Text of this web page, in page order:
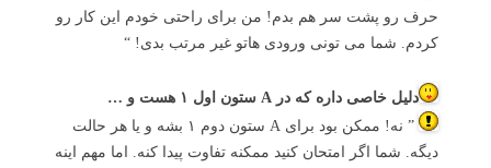
حرف رو پشت سر هم بدم! من برای راحتی خودم این کار رو
کردم. شما می تونی ورودی هاتو غیر مرتب بدی! “
دلیل خاصی داره که در A ستون اول ۱ هست و …
” نه! ممکن بود برای A ستون دوم ۱ بشه و یا هر حالت
دیگه. شما اگر امتحان کنید ممکنه تفاوت پیدا کنه. اما مهم اینه